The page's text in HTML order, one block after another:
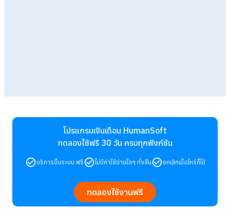
โปรแกรมเงินเดือน HumanSoft
ทดลองใช้ฟรี 30 วัน ครบทุกฟังก์ชัน
บริการขึ้นระบบ ฟรี ไม่มีค่าใช้จ่ายใดๆ ทั้งสิ้น ยกเลิกเมื่อไหร่ก็ได้
ทดลองใช้งานฟรี